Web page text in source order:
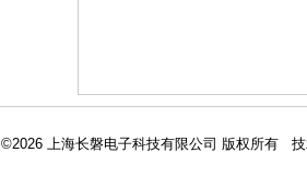
©2026 上海长磐电子科技有限公司 版权所有